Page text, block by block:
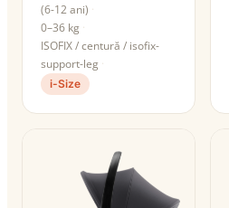
(6-12 ani)
0–36 kg
ISOFIX / centură / isofix-
support-leg
i-Size